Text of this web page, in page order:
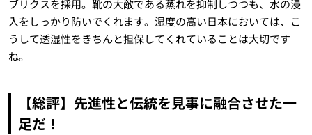
ブリクスを採用。靴の大敵である蒸れを抑制しつつも、水の浸
入をしっかり防いでくれます。湿度の高い日本においては、こ
うして透湿性をきちんと担保してくれていることは大切です
ね。
【総評】先進性と伝統を見事に融合させた一
足だ！